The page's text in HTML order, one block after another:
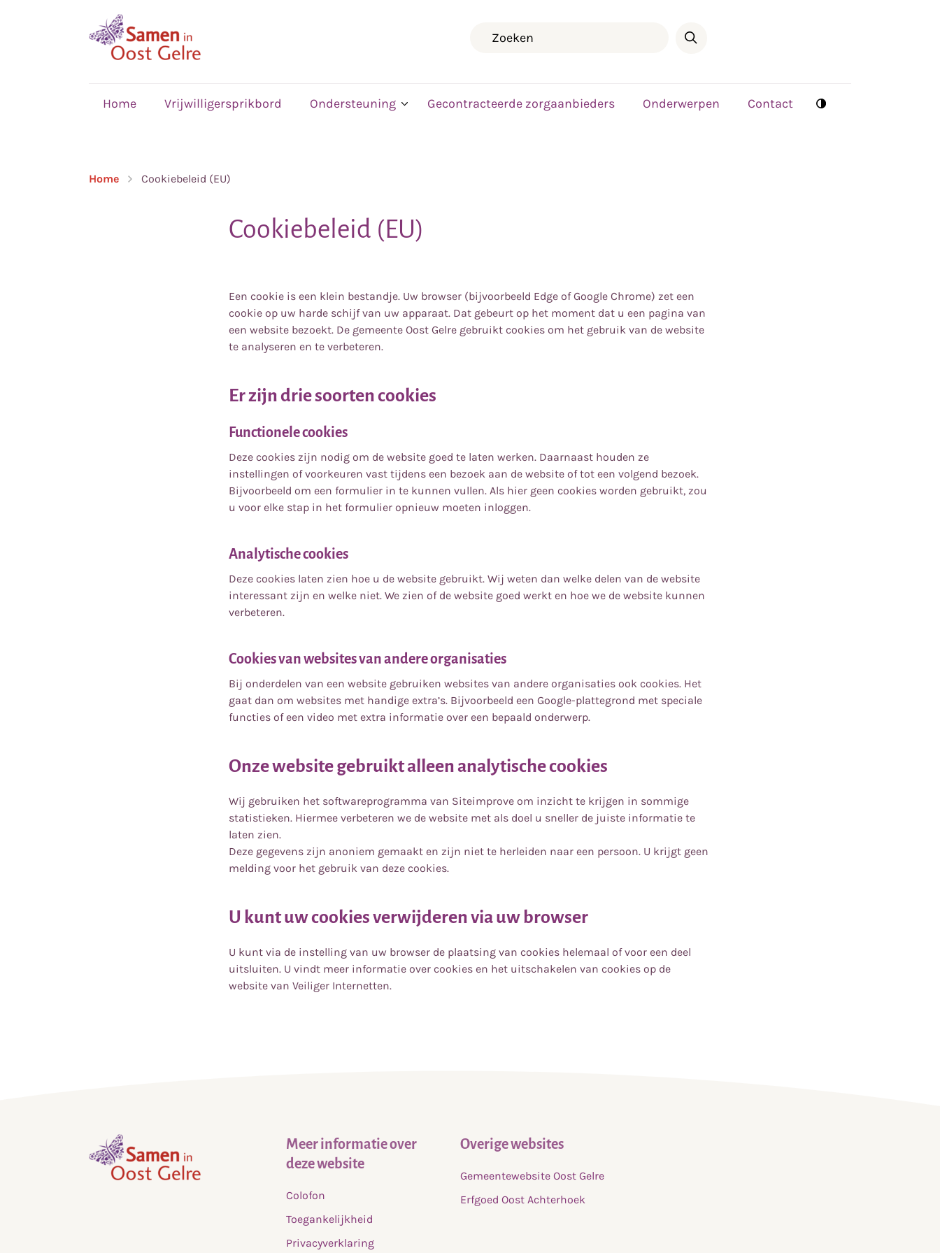
Home Vrijwilligersprikbord Ondersteuning Gecontracteerde zorgaanbieders Onderwerpen Contact
Home Cookiebeleid (EU)
Cookiebeleid (EU)
Een cookie is een klein bestandje. Uw browser (bijvoorbeeld Edge of Google Chrome) zet een
cookie op uw harde schijf van uw apparaat. Dat gebeurt op het moment dat u een pagina van
een website bezoekt. De gemeente Oost Gelre gebruikt cookies om het gebruik van de website
te analyseren en te verbeteren.
Er zijn drie soorten cookies
Functionele cookies
Deze cookies zijn nodig om de website goed te laten werken. Daarnaast houden ze
instellingen of voorkeuren vast tijdens een bezoek aan de website of tot een volgend bezoek.
Bijvoorbeeld om een formulier in te kunnen vullen. Als hier geen cookies worden gebruikt, zou
u voor elke stap in het formulier opnieuw moeten inloggen.
Analytische cookies
Deze cookies laten zien hoe u de website gebruikt. Wij weten dan welke delen van de website
interessant zijn en welke niet. We zien of de website goed werkt en hoe we de website kunnen
verbeteren.
Cookies van websites van andere organisaties
Bij onderdelen van een website gebruiken websites van andere organisaties ook cookies. Het
gaat dan om websites met handige extra’s. Bijvoorbeeld een Google-plattegrond met speciale
functies of een video met extra informatie over een bepaald onderwerp.
Onze website gebruikt alleen analytische cookies
Wij gebruiken het softwareprogramma van Siteimprove om inzicht te krijgen in sommige
statistieken. Hiermee verbeteren we de website met als doel u sneller de juiste informatie te
laten zien.
Deze gegevens zijn anoniem gemaakt en zijn niet te herleiden naar een persoon. U krijgt geen
melding voor het gebruik van deze cookies.
U kunt uw cookies verwijderen via uw browser
U kunt via de instelling van uw browser de plaatsing van cookies helemaal of voor een deel
uitsluiten. U vindt meer informatie over cookies en het uitschakelen van cookies op de
website van Veiliger Internetten.
Meer informatie over
deze website
Colofon
Toegankelijkheid
Privacyverklaring
Overige websites
Gemeentewebsite Oost Gelre
Erfgoed Oost Achterhoek